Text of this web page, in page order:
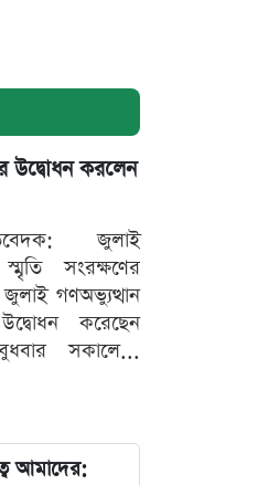
উদ্বোধন করলেন
জুলাই
সংরক্ষণের
জুলাই গণঅভ্যুত্থান
করেছেন
সকালে...
আমাদের: